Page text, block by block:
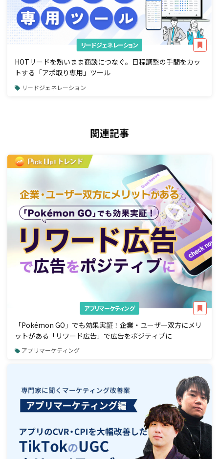
リードジェネレーション
HOTリードを熱いまま商談につなぐ。日程調整の手間をカッ
トする「アポ取り専用」ツール
リードジェネレーション
関連記事
アプリマーケティング
「Pokémon GO」でも効果実証！企業・ユーザー双方にメリ
ットがある「リワード広告」で広告をポジティブに
アプリマーケティング